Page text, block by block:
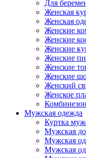
Для
Женская
Женская
Женские
Женские
Женские
Женские
Женские
Женские
Женский
Женское
Мужская одежда
Куртка
Мужская
Мужская
Мужская